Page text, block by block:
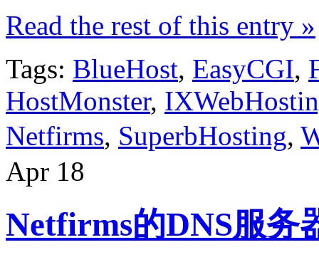
Read the rest of this entry »
Tags: BlueHost, EasyCGI,
HostMonster,
Netfirms, SuperbHosting,
Apr 18
Netfirms的DNS服务